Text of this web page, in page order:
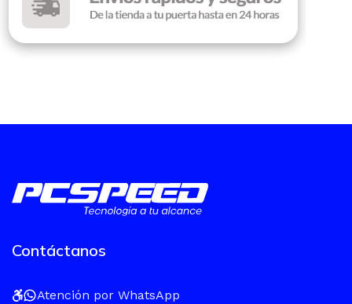
Contáctanos
Atención por WhatsApp